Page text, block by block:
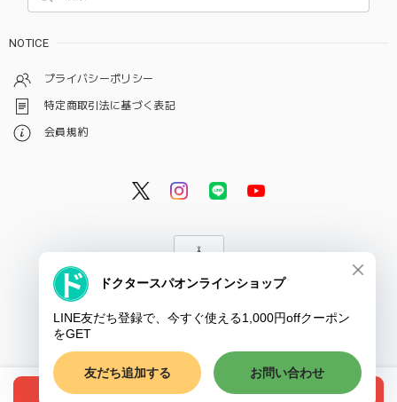
NOTICE
プライバシーポリシー
特定商取引法に基づく表記
会員規約
© ドクタースパ・クリニック オンラインショップ
種類を選択